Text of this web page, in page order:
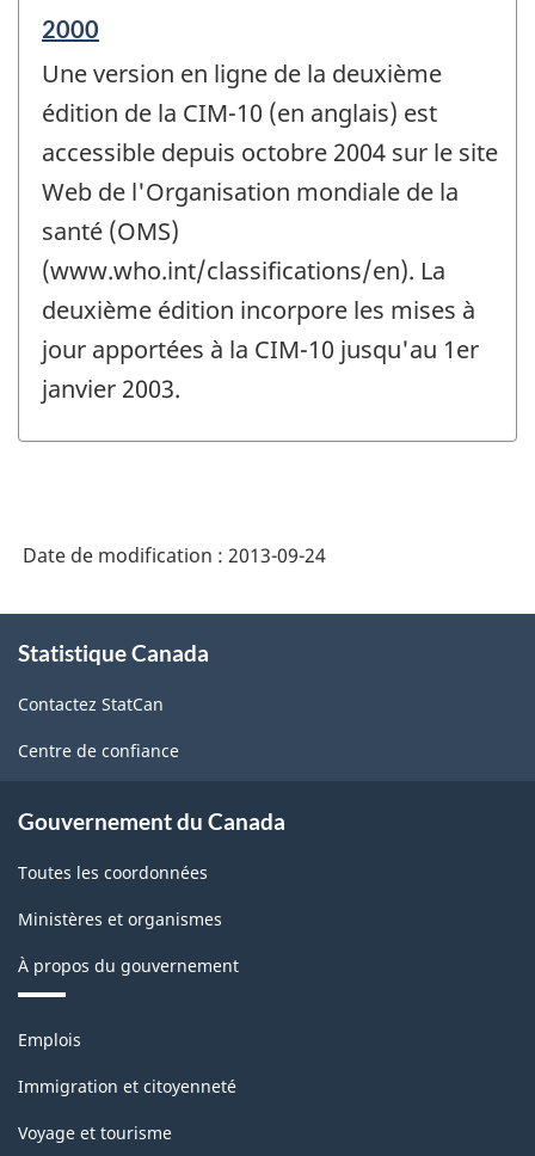
Période
référence
de
-
2000
Une version en ligne de la deuxième
édition de la CIM-10 (en anglais) est
accessible depuis octobre 2004 sur le site
Web de l'Organisation mondiale de la
santé (OMS)
(www.who.int/classifications/en). La
deuxième édition incorpore les mises à
jour apportées à la CIM-10 jusqu'au 1er
janvier 2003.
Date de modification : 2013-09-24
propos
ce
site
Statistique Canada
Contactez StatCan
Centre de confiance
Gouvernement du Canada
Toutes les coordonnées
Ministères et organismes
À propos du gouvernement
Thèmes
sujets
Emplois
Immigration et citoyenneté
Voyage et tourisme